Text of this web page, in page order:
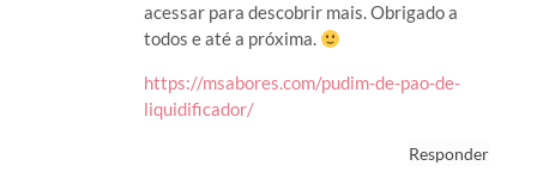
acessar para descobrir mais. Obrigado a
todos e até a próxima.
https://msabores.com/pudim-de-pao-de-
liquidificador/
Responder